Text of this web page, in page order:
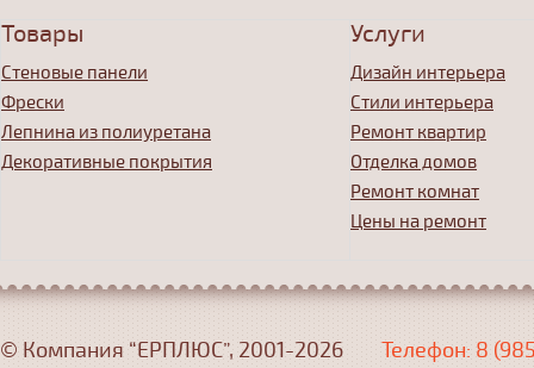
Товары
Стеновые панели
Фрески
Лепнина из полиуретана
Декоративные покрытия
Услуги
Дизайн интерьера
Стили интерьера
Ремонт квартир
Отделка домов
Ремонт комнат
Цены на ремонт
© Компания “ЕРПЛЮС”, 2001-2026 Телефон: 8